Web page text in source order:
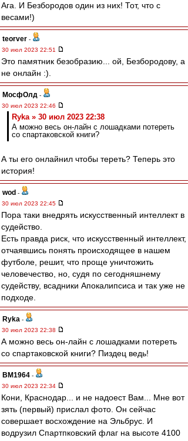
Ага. И Безбородов один из них! Тот, что с
весами!)
teorver -
30 июл 2023 22:51
Это памятник безобразию... ой, Безбородову, а
не онлайн :).
МосфОлд -
30 июл 2023 22:46
Ryka » 30 июл 2023 22:38
А можно весь он-лайн с лошадками потереть
со спартаковской книги?
А ты его онлайнил чтобы тереть? Теперь это
история!
wod -
30 июл 2023 22:45
Пора таки внедрять искусственный интеллект в
судейство.
Есть правда риск, что искусственный интеллект,
отчаявшись понять происходящее в нашем
футболе, решит, что проще уничтожить
человечество, но, судя по сегодняшнему
судейству, всадники Апокалипсиса и так уже не
подходе.
Ryka -
30 июл 2023 22:38
А можно весь он-лайн с лошадками потереть
со спартаковской книги? Пиздец ведь!
BM1964 -
30 июл 2023 22:34
Кони, Краснодар... и не надоест Вам... Мне вот
зять (первый) прислал фото. Он сейчас
совершает восхождение на Эльбрус. И
водрузил Спартпковский флаг на высоте 4100